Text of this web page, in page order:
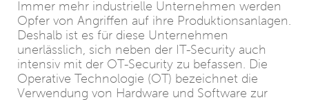
Immer mehr industrielle Unternehmen werden
Opfer von Angriffen auf ihre Produktionsanlagen.
Deshalb ist es für diese Unternehmen
unerlässlich, sich neben der IT-Security auch
intensiv mit der OT-Security zu befassen. Die
Operative Technologie (OT) bezeichnet die
Verwendung von Hardware und Software zur